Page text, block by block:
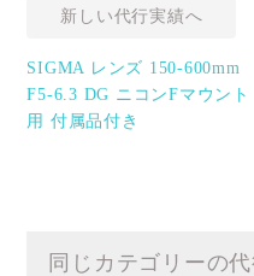
新しい代行実績へ
SIGMA レンズ 150-600mm
F5-6.3 DG ニコンFマウント
用 付属品付き
同じカテゴリーの